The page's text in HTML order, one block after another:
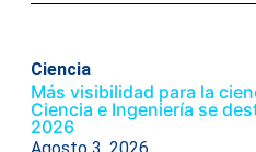
Ciencia
Más visibilidad para la
Ciencia e Ingeniería se
2026